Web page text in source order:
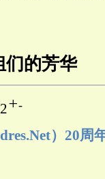
们的芳华
+-
）20周